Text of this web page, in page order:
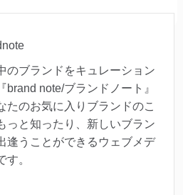
のブランドをキュレーション
brand note/ブランドノート』
たのお気に入りブランドのこ
っと知ったり、新しいブラン
逢うことができるウェブメデ
す。